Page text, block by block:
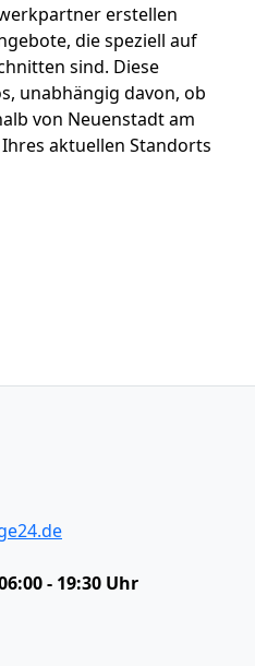
erstellen
die speziell auf
sind. Diese
unabhängig davon, ob
von Neuenstadt am
aktuellen Standorts
- 19:30 Uhr